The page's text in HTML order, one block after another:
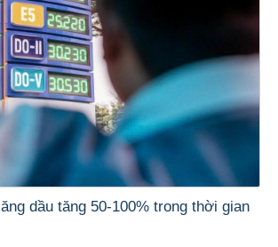
dầu tăng 50-100% trong thời gian